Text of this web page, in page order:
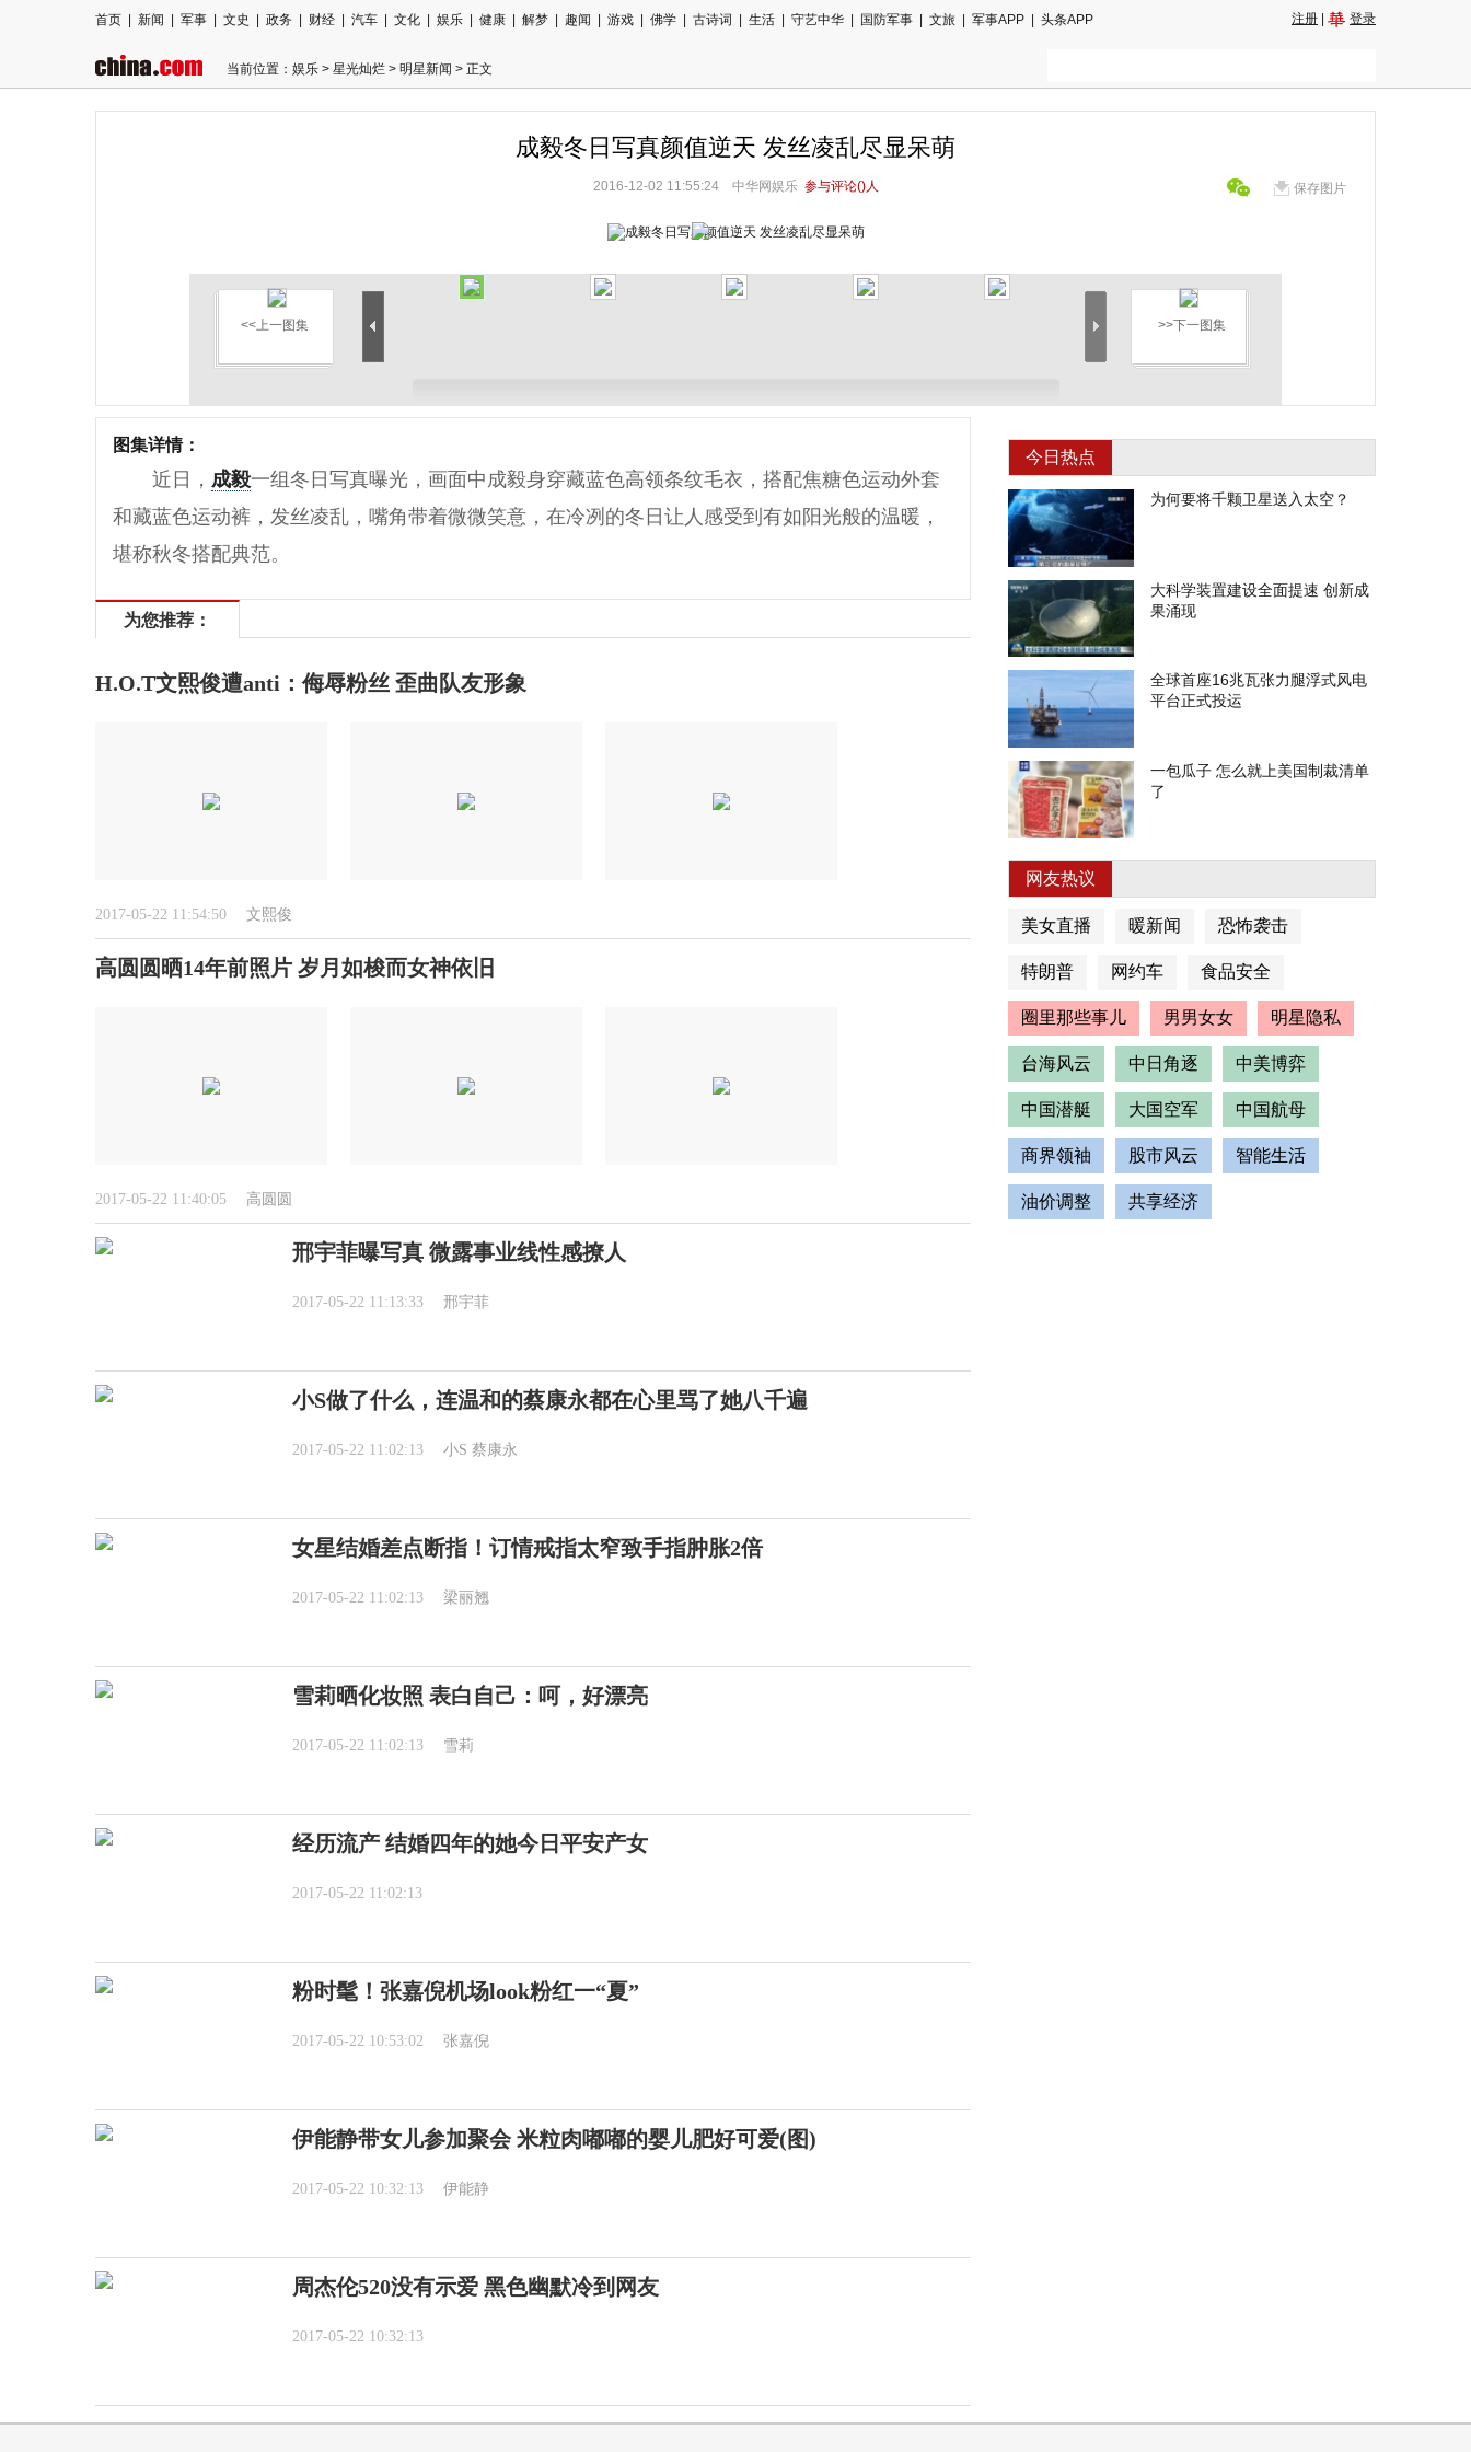
首页 新闻 军事 文史 政务 财经 汽车 文化 娱乐 健康 解梦 趣闻 游戏 佛学 古诗词 生活 守艺中华 国防军事 文旅 军事APP 头条APP 注册 登录
当前位置： 娱乐 > 星光灿烂 > 明星新闻 > 正文
成毅冬日写真颜值逆天 发丝凌乱尽显呆萌
保存图片
2016-12-02 11:55:24 中华网娱乐 参与评论()人
<<上一图集 >>下一图集
图集详情：
近日， 成毅一组冬日写真曝光，画面中成毅身穿藏蓝色高领条纹毛衣，搭配焦糖色运动外套
和藏蓝色运动裤，发丝凌乱，嘴角带着微微笑意，在冷冽的冬日让人感受到有如阳光般的温暖，
堪称秋冬搭配典范。
为您推荐：
H.O.T文熙俊遭anti：侮辱粉丝 歪曲队友形象
2017-05-22 11:54:50 文熙俊
高圆圆晒14年前照片 岁月如梭而女神依旧
2017-05-22 11:40:05 高圆圆
邢宇菲曝写真 微露事业线性感撩人
2017-05-22 11:13:33 邢宇菲
小S做了什么，连温和的蔡康永都在心里骂了她八千遍
2017-05-22 11:02:13 小S 蔡康永
女星结婚差点断指！订情戒指太窄致手指肿胀2倍
2017-05-22 11:02:13 梁丽翘
雪莉晒化妆照 表白自己：呵，好漂亮
2017-05-22 11:02:13 雪莉
经历流产 结婚四年的她今日平安产女
2017-05-22 11:02:13
粉时髦！张嘉倪机场look粉红一“夏”
2017-05-22 10:53:02 张嘉倪
伊能静带女儿参加聚会 米粒肉嘟嘟的婴儿肥好可爱(图)
2017-05-22 10:32:13 伊能静
周杰伦520没有示爱 黑色幽默冷到网友
2017-05-22 10:32:13
今日热点
为何要将千颗卫星送入太空？
大科学装置建设全面提速 创新成
果涌现
全球首座16兆瓦张力腿浮式风电
平台正式投运
一包瓜子 怎么就上美国制裁清单
了
网友热议
美女直播 暖新闻 恐怖袭击
特朗普 网约车 食品安全
圈里那些事儿 男男女女 明星隐私
台海风云 中日角逐 中美博弈
中国潜艇 大国空军 中国航母
商界领袖 股市风云 智能生活
油价调整 共享经济